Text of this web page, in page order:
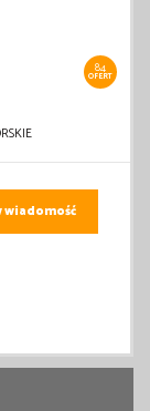
84
OFERT
wiadomość